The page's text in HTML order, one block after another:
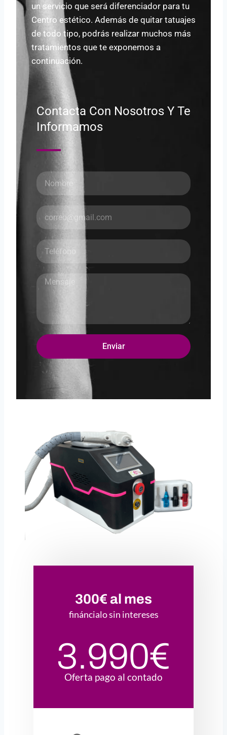
un servicio que será diferenciador para tu
Centro estético. Además de quitar tatuajes
de todo tipo, podrás realizar muchos más
tratamientos que te exponemos a
continuación.
Contacta Con Nosotros Y Te
Informamos
Enviar
300€ al mes
fináncialo sin intereses
3.990€
Oferta pago al contado